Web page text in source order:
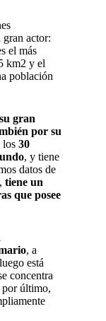
gran actor:
el más
km2 y el
población
gran
por su
los 30
, y tiene
datos de
tiene un
que posee
, a
está
concentra
por último,